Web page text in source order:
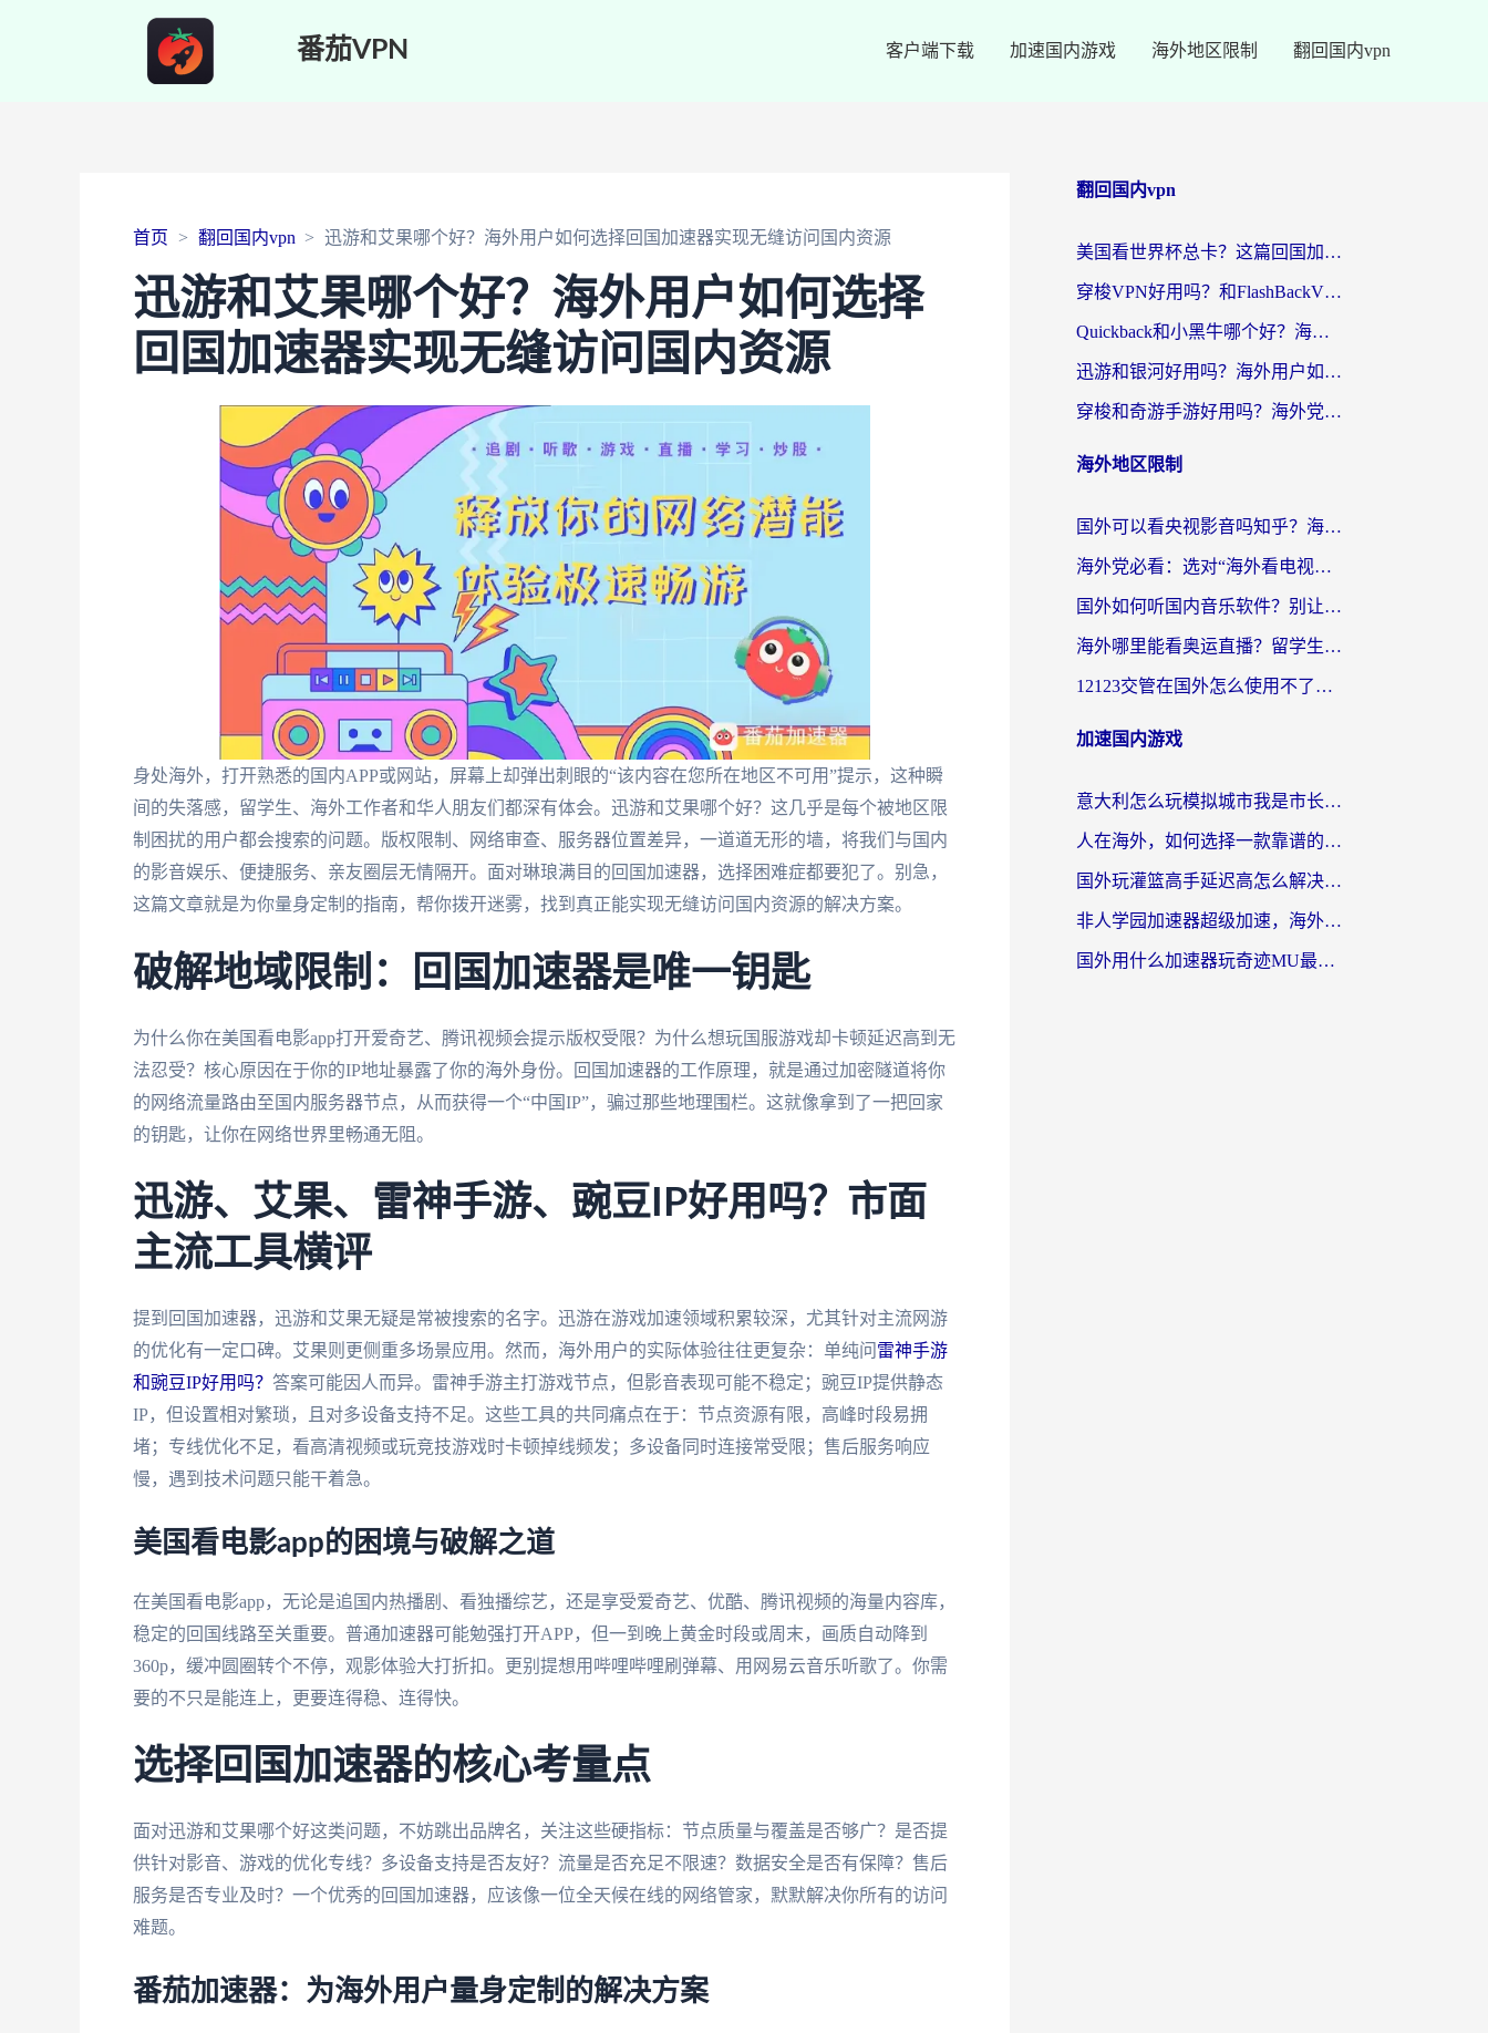
番茄VPN 客户端下载 加速国内游戏 海外地区限制 翻回国内vpn
首页 翻回国内vpn 迅游和艾果哪个好？海外用户如何选择回国加速器实现无缝访问国内资源
迅游和艾果哪个好？海外用户如何选择
回国加速器实现无缝访问国内资源
身处海外，打开熟悉的国内APP或网站，屏幕上却弹出刺眼的“该内容在您所在地区不可用”提示，这种瞬
间的失落感，留学生、海外工作者和华人朋友们都深有体会。迅游和艾果哪个好？这几乎是每个被地区限
制困扰的用户都会搜索的问题。版权限制、网络审查、服务器位置差异，一道道无形的墙，将我们与国内
的影音娱乐、便捷服务、亲友圈层无情隔开。面对琳琅满目的回国加速器，选择困难症都要犯了。别急，
这篇文章就是为你量身定制的指南，帮你拨开迷雾，找到真正能实现无缝访问国内资源的解决方案。
破解地域限制：回国加速器是唯一钥匙
为什么你在美国看电影app打开爱奇艺、腾讯视频会提示版权受限？为什么想玩国服游戏却卡顿延迟高到无
法忍受？核心原因在于你的IP地址暴露了你的海外身份。回国加速器的工作原理，就是通过加密隧道将你
的网络流量路由至国内服务器节点，从而获得一个“中国IP”，骗过那些地理围栏。这就像拿到了一把回家
的钥匙，让你在网络世界里畅通无阻。
迅游、艾果、雷神手游、豌豆IP好用吗？市面
主流工具横评
提到回国加速器，迅游和艾果无疑是常被搜索的名字。迅游在游戏加速领域积累较深，尤其针对主流网游
的优化有一定口碑。艾果则更侧重多场景应用。然而，海外用户的实际体验往往更复杂：单纯问 雷神手游
和豌豆IP好用吗？ 答案可能因人而异。雷神手游主打游戏节点，但影音表现可能不稳定；豌豆IP提供静态
IP，但设置相对繁琐，且对多设备支持不足。这些工具的共同痛点在于：节点资源有限，高峰时段易拥
堵；专线优化不足，看高清视频或玩竞技游戏时卡顿掉线频发；多设备同时连接常受限；售后服务响应
慢，遇到技术问题只能干着急。
美国看电影app的困境与破解之道
在美国看电影app，无论是追国内热播剧、看独播综艺，还是享受爱奇艺、优酷、腾讯视频的海量内容库，
稳定的回国线路至关重要。普通加速器可能勉强打开APP，但一到晚上黄金时段或周末，画质自动降到
360p，缓冲圆圈转个不停，观影体验大打折扣。更别提想用哔哩哔哩刷弹幕、用网易云音乐听歌了。你需
要的不只是能连上，更要连得稳、连得快。
选择回国加速器的核心考量点
面对迅游和艾果哪个好这类问题，不妨跳出品牌名，关注这些硬指标：节点质量与覆盖是否够广？是否提
供针对影音、游戏的优化专线？多设备支持是否友好？流量是否充足不限速？数据安全是否有保障？售后
服务是否专业及时？一个优秀的回国加速器，应该像一位全天候在线的网络管家，默默解决你所有的访问
难题。
番茄加速器：为海外用户量身定制的解决方案
翻回国内vpn
美国看世界杯总卡？这篇回国加速器指南帮你无缝刷国内资源（附苹果手机VPN设置步骤）
穿梭VPN好用吗？和FlashBackVPN对比哪个回国效果更好？
Quickback和小黑牛哪个好？海外党亲测指南，选对回国加速器秒回国内
迅游和银河好用吗？海外用户如何选择回国加速器实现无缝访问国内资源
穿梭和奇游手游好用吗？海外党亲测3款回国加速器，附蜜蜂加速器七天试用攻略
海外地区限制
国外可以看央视影音吗知乎？海外党亲测有效的回国加速方案
海外党必看：选对“海外看电视剧软件”，再也不用愁国内剧刷不了
国外如何听国内音乐软件？别让地域限制，断了你的中文歌单
海外哪里能看奥运直播？留学生&海外华人必看的体育赛事观赛终极指南
12123交管在国外怎么使用不了？海外华人必看的无缝访问国内资源指南
加速国内游戏
意大利怎么玩模拟城市我是市长？海外党国服游戏加速终极攻略（附三国3量子特攻解决办法）
人在海外，如何选择一款靠谱的玩剑灵2加速器？
国外玩灌篮高手延迟高怎么解决？海外玩家国服游戏加速终极指南
非人学园加速器超级加速，海外玩家重返国服的通行证
国外用什么加速器玩奇迹MU最好？2026海外玩家国服游戏加速全攻略